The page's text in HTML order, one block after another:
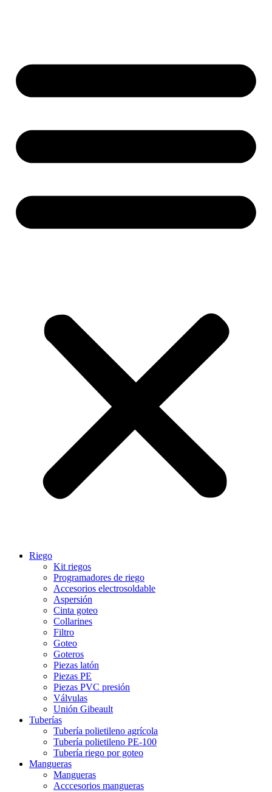
Riego
Kit riegos
Programadores de riego
Accesorios electrosoldable
Aspersión
Cinta goteo
Collarines
Filtro
Goteo
Goteros
Piezas latón
Piezas PE
Piezas PVC presión
Válvulas
Unión Gibeault
Tuberías
Tubería polietileno agrícola
Tubería polietileno PE-100
Tubería riego por goteo
Mangueras
Mangueras
Acccesorios mangueras